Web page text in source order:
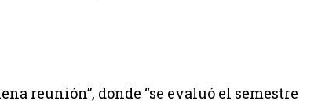
reunión”, donde “se evaluó el semestre